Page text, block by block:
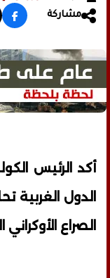
مشاركة
أكد الرئيس
الدول الغربية
الصراع